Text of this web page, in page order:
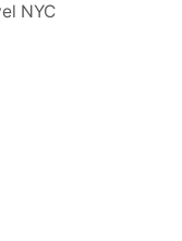
NYC